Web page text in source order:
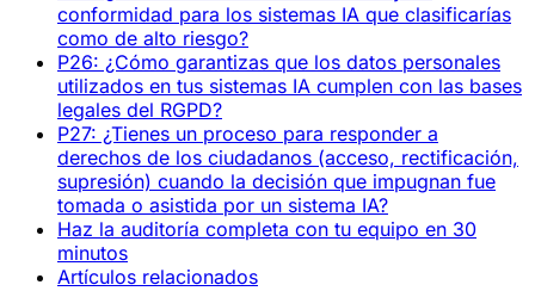
conformidad para los sistemas IA que clasificarías
como de alto riesgo?
P26: ¿Cómo garantizas que los datos personales
utilizados en tus sistemas IA cumplen con las bases
legales del RGPD?
P27: ¿Tienes un proceso para responder a
derechos de los ciudadanos (acceso, rectificación,
supresión) cuando la decisión que impugnan fue
tomada o asistida por un sistema IA?
Haz la auditoría completa con tu equipo en 30
minutos
Artículos relacionados